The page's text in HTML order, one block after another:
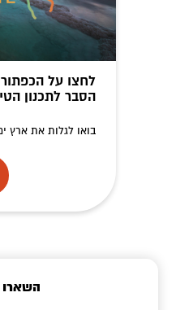
לחצו על
הסבר לתכנון
בואו לגלות את ארץ
השארו